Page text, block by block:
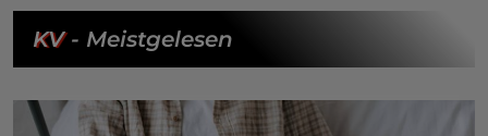
KV- Meistgelesen